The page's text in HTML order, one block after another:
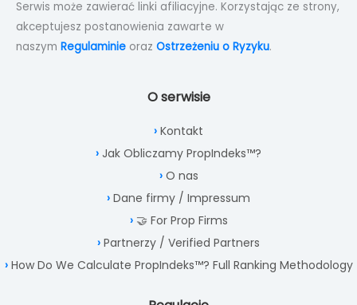
Serwis może zawierać linki afiliacyjne. Korzystając ze strony,
akceptujesz postanowienia zawarte w
naszym Regulaminie oraz Ostrzeżeniu o Ryzyku.
O serwisie
Kontakt
Jak Obliczamy PropIndeks™?
O nas
Dane firmy / Impressum
🤝 For Prop Firms
Partnerzy / Verified Partners
How Do We Calculate PropIndeks™? Full Ranking Methodology